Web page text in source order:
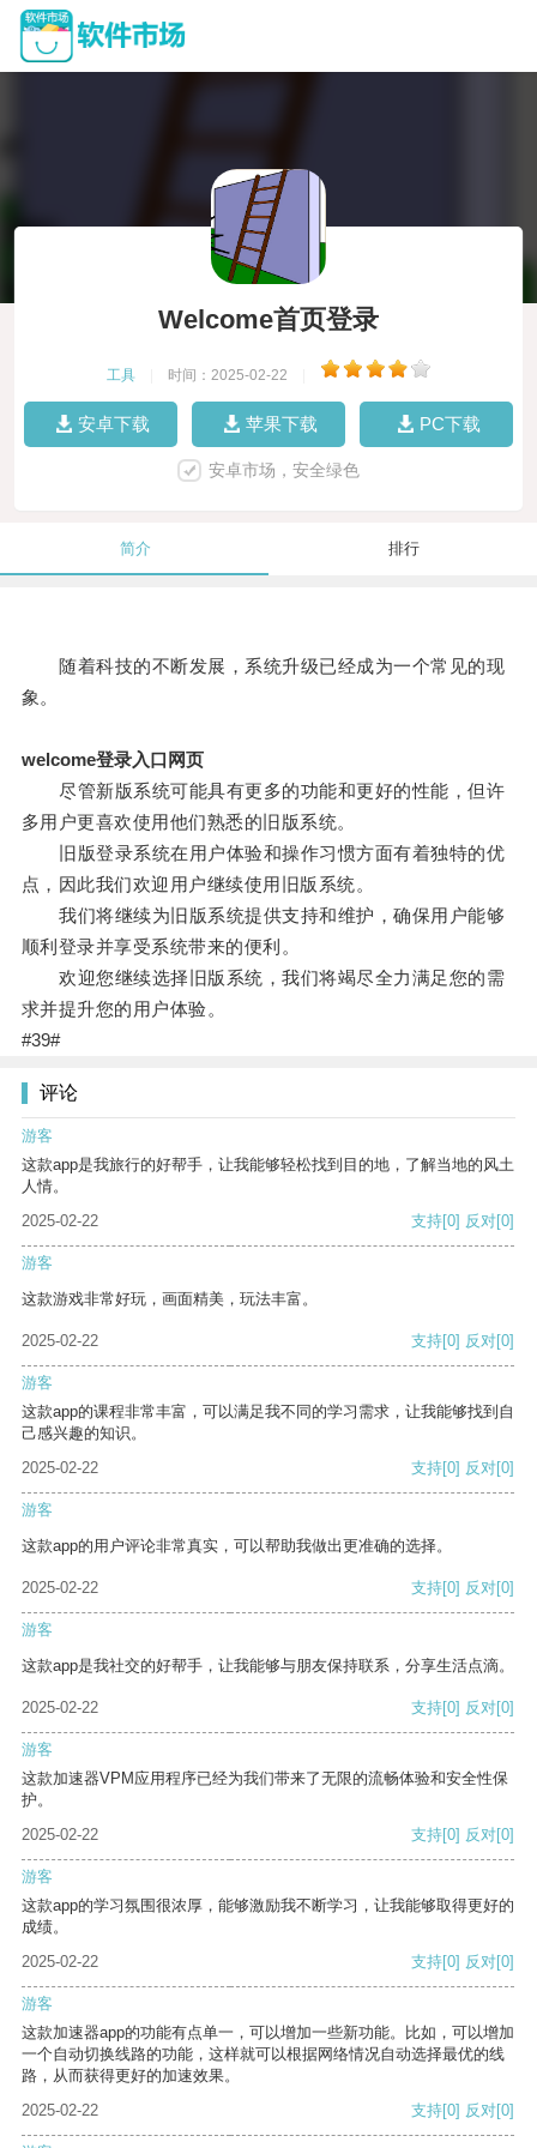
Welcome首页登录
工具 时间：2025-02-22
安卓下载 苹果下载 PC下载
安卓市场，安全绿色
简介 排行
随着科技的不断发展，系统升级已经成为一个常见的现
象。
welcome登录入口网页
尽管新版系统可能具有更多的功能和更好的性能，但许
多用户更喜欢使用他们熟悉的旧版系统。
旧版登录系统在用户体验和操作习惯方面有着独特的优
点，因此我们欢迎用户继续使用旧版系统。
我们将继续为旧版系统提供支持和维护，确保用户能够
顺利登录并享受系统带来的便利。
欢迎您继续选择旧版系统，我们将竭尽全力满足您的需
求并提升您的用户体验。
#39#
评论
游客
这款app是我旅行的好帮手，让我能够轻松找到目的地，了解当地的风土
人情。
2025-02-22
支持[0] 反对[0]
游客
这款游戏非常好玩，画面精美，玩法丰富。
2025-02-22 支持[0] 反对[0]
游客
这款app的课程非常丰富，可以满足我不同的学习需求，让我能够找到自
己感兴趣的知识。
2025-02-22
支持[0] 反对[0]
游客
这款app的用户评论非常真实，可以帮助我做出更准确的选择。
2025-02-22 支持[0] 反对[0]
游客
这款app是我社交的好帮手，让我能够与朋友保持联系，分享生活点滴。
2025-02-22 支持[0] 反对[0]
游客
这款加速器VPM应用程序已经为我们带来了无限的流畅体验和安全性保
护。
2025-02-22
支持[0] 反对[0]
游客
这款app的学习氛围很浓厚，能够激励我不断学习，让我能够取得更好的
成绩。
2025-02-22
支持[0] 反对[0]
游客
这款加速器app的功能有点单一，可以增加一些新功能。比如，可以增加
一个自动切换线路的功能，这样就可以根据网络情况自动选择最优的线
路，从而获得更好的加速效果。
2025-02-22
支持[0] 反对[0]